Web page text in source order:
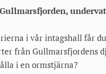
i vår intagshall får
från Gullmarsfjordens
i en ormstjärna?